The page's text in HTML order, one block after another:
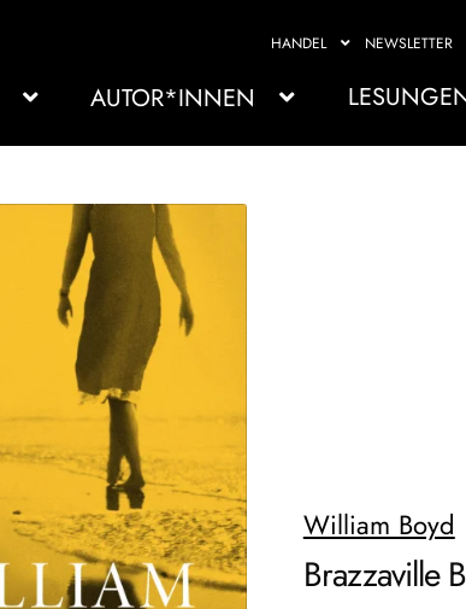
HANDEL NEWSLETTER
AUTOR*INNEN
William Boyd
Brazzaville